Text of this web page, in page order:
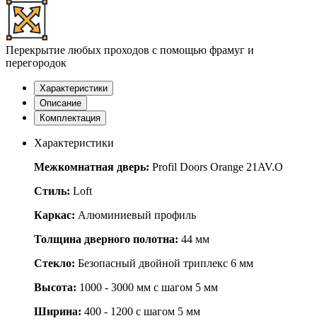
Перекрытие любых проходов с помощью фрамуг и
перегородок
Характеристики
Описание
Комплектация
Характеристики
Межкомнатная дверь: Profil Doors Orange 21AV.O
Стиль: Loft
Каркас: Алюминиевый профиль
Толщина дверного полотна: 44 мм
Стекло: Безопасный двойной триплекс 6 мм
Высота: 1000 - 3000 мм с шагом 5 мм
Ширина: 400 - 1200 с шагом 5 мм